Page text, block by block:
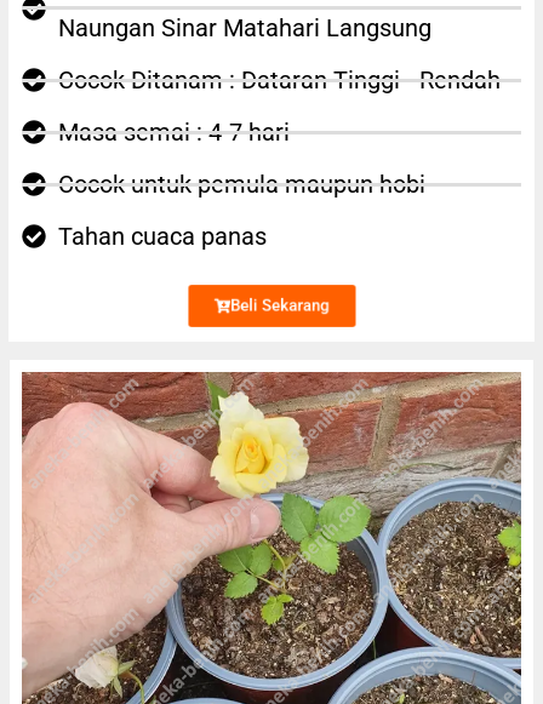
Naungan Sinar Matahari Langsung
Cocok Ditanam : Dataran Tinggi - Rendah
Masa semai : 4-7 hari
Cocok untuk pemula maupun hobi
Tahan cuaca panas
Beli Sekarang